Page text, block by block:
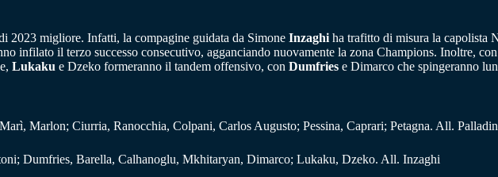
2023 migliore. Infatti, la compagine guidata da Simone Inzaghi ha trafitto di misura la capolista
infilato il terzo successo consecutivo, agganciando nuovamente la zona Champions. Inoltre,
Lukaku e Dzeko formeranno il tandem offensivo, con Dumfries e Dimarco che spingeranno
Marlon; Ciurria, Ranocchia, Colpani, Carlos Augusto; Pessina, Caprari; Petagna. All.
Dumfries, Barella, Calhanoglu, Mkhitaryan, Dimarco; Lukaku, Dzeko. All. Inzaghi